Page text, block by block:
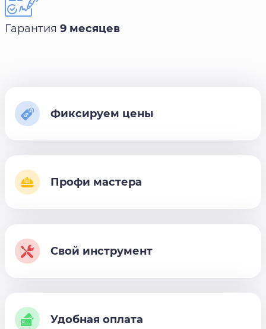
Гарантия 9 месяцев
Фиксируем цены
Профи мастера
Свой инструмент
Удобная оплата